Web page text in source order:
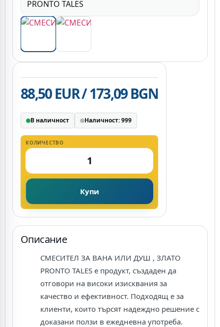
88,50 EUR / 173,09 BGN
В наличност Наличност: 999
КОЛИЧЕСТВО
Купи
Описание
СМЕСИТЕЛ ЗА ВАНА ИЛИ ДУШ , ЗЛАТО
PRONTO TALES е продукт, създаден да
отговори на високи изисквания за
качество и ефективност. Подходящ е за
клиенти, които търсят надеждно решение с
доказани ползи в ежедневна употреба.